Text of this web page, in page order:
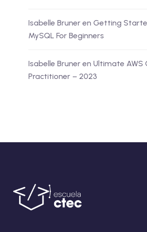
Isabelle Bruner en Getting
MySQL For Beginners
Isabelle Bruner en Ultimate AWS
Practitioner – 2023